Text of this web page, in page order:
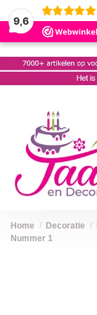
9,6
Home Decoratie
Nummer 1